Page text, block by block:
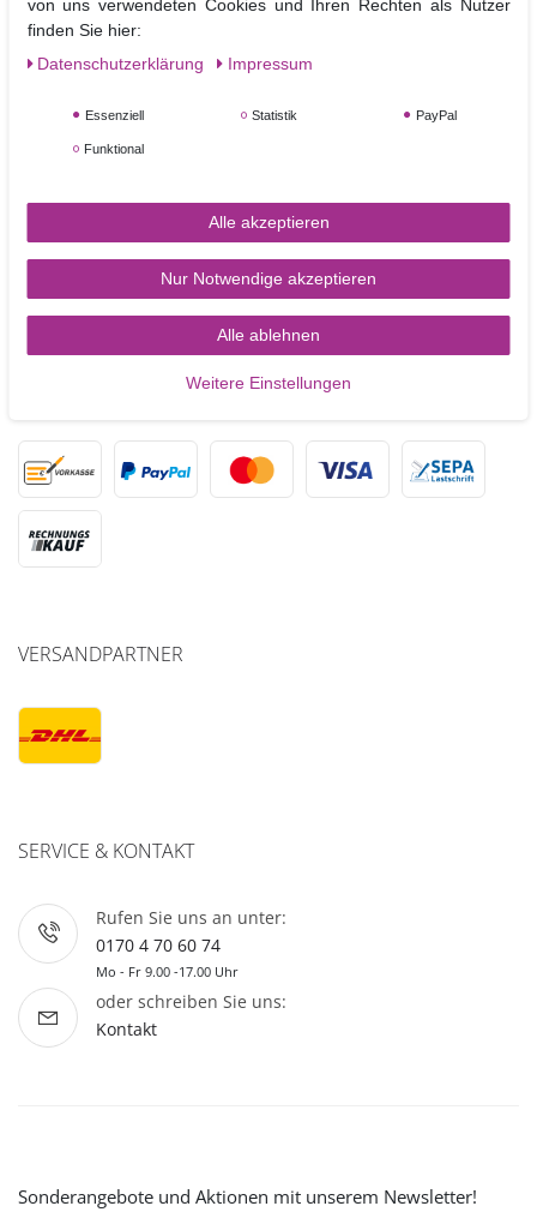
TORTEN-KRAM
VERSANDPARTNER
SERVICE & KONTAKT
Rufen Sie uns an unter:
0170 4 70 60 74
Mo - Fr 9.00 -17.00 Uhr
oder schreiben Sie uns:
Kontakt
Sonderangebote und Aktionen mit unserem Newsletter!
von uns verwendeten Cookies und Ihren Rechten als Nutzer
finden Sie hier:
Daten­schutz­erklärung
Impressum
Essenziell Statistik PayPal
Funktional
Alle akzeptieren
Nur Notwendige akzeptieren
Alle ablehnen
Weitere Einstellungen